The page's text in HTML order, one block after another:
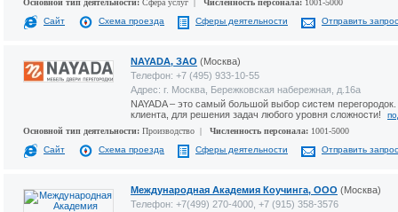
Основной тип деятельности: Сфера услуг | Численность персонала: 1001-5000
Сайт
Схема проезда Сферы деятельности Отправить запрос
NAYADA, ЗАО (Москва)
Телефон: +7 (495) 933-10-55
Адрес: г. Москва, Бережковская набережная, д.16a
NAYADA – это самый большой выбор систем
клиента, для решения задач любого уровня сложности!
Основной тип деятельности: Производство | Численность персонала: 1001-5000
Сайт
Схема проезда Сферы деятельности Отправить запрос
Международная Академия Коучинга, ООО (Москва)
Телефон: +7(499) 270-4000, +7 (915) 358-3576